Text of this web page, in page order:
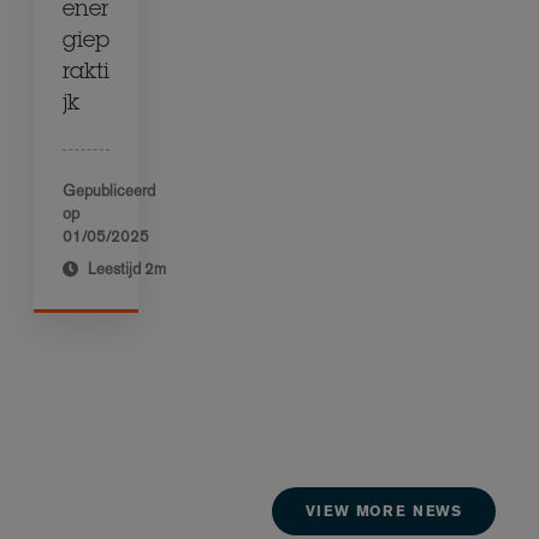
ener
giep
rakti
jk
Gepubliceerd
op
01/05/2025
Leestijd 2m
VIEW MORE NEWS